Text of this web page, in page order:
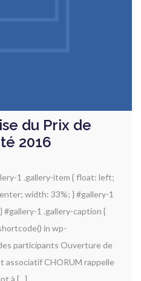
du Prix de
2016
1 .gallery-item { float: left;
width: 33%; } #gallery-1
#gallery-1 .gallery-caption {
in wp-
participants Ouverture de
associatif CHORUM rappelle